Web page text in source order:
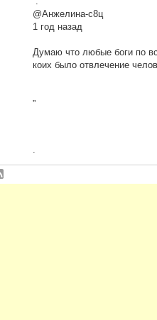
@Анжелина-с8ц
1 год назад
Думаю что любые боги по
коих было отвлечение
”
.